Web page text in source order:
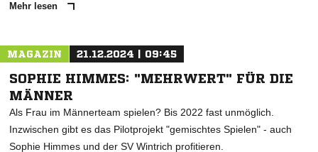
Mehr lesen
MAGAZIN 21.12.2024 | 09:45
SOPHIE HIMMES: "MEHRWERT" FÜR DIE
MÄNNER
Als Frau im Männerteam spielen? Bis 2022 fast unmöglich.
Inzwischen gibt es das Pilotprojekt "gemischtes Spielen" - auch
Sophie Himmes und der SV Wintrich profitieren.